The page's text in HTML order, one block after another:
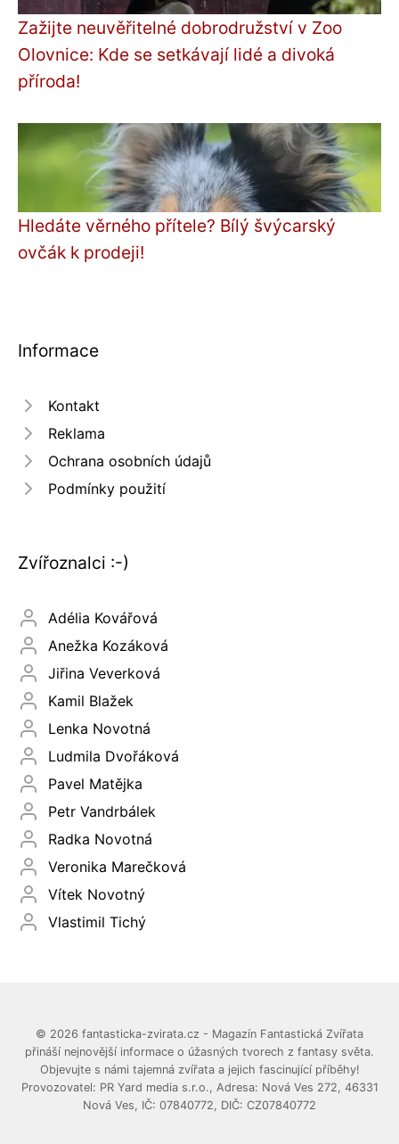
Zažijte neuvěřitelné dobrodružství v Zoo
Olovnice: Kde se setkávají lidé a divoká
příroda!
Hledáte věrného přítele? Bílý švýcarský
ovčák k prodeji!
Informace
Kontakt
Reklama
Ochrana osobních údajů
Podmínky použití
Zvířoznalci :-)
Adélia Kovářová
Anežka Kozáková
Jiřina Veverková
Kamil Blažek
Lenka Novotná
Ludmila Dvořáková
Pavel Matějka
Petr Vandrbálek
Radka Novotná
Veronika Marečková
Vítek Novotný
Vlastimil Tichý
© 2026 fantasticka-zvirata.cz - Magazín Fantastická Zvířata
přináší nejnovější informace o úžasných tvorech z fantasy světa.
Objevujte s námi tajemná zvířata a jejich fascinující příběhy!
Provozovatel: PR Yard media s.r.o., Adresa: Nová Ves 272, 46331
Nová Ves, IČ: 07840772, DIČ: CZ07840772